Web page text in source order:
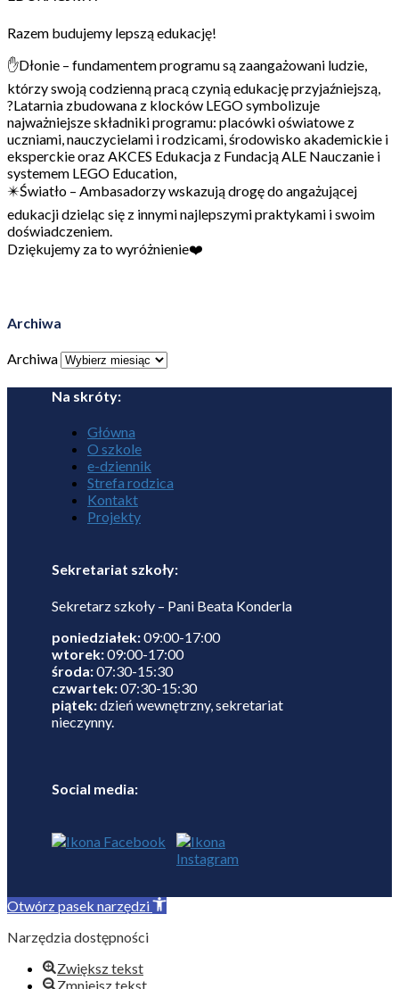
Razem budujemy lepszą edukację!
✋Dłonie – fundamentem programu są zaangażowani ludzie,
którzy swoją codzienną pracą czynią edukację przyjaźniejszą,
?Latarnia zbudowana z klocków LEGO symbolizuje
najważniejsze składniki programu: placówki oświatowe z
uczniami, nauczycielami i rodzicami, środowisko akademickie i
eksperckie oraz AKCES Edukacja z Fundacją ALE Nauczanie i
systemem LEGO Education,
✴️Światło – Ambasadorzy wskazują drogę do angażującej
edukacji dzieląc się z innymi najlepszymi praktykami i swoim
doświadczeniem.
Dziękujemy za to wyróżnienie❤️
Archiwa
Archiwa
Na skróty:
Główna
O szkole
e-dziennik
Strefa rodzica
Kontakt
Projekty
Sekretariat szkoły:
Sekretarz szkoły – Pani Beata Konderla
poniedziałek:09:00-17:00
wtorek:09:00-17:00
środa:07:30-15:30
czwartek:07:30-15:30
piątek:dzień wewnętrzny, sekretariat
nieczynny.
Social media:
Otwórz pasek narzędzi
Narzędzia dostępności
Zwiększ tekst
Zmniejsz tekst